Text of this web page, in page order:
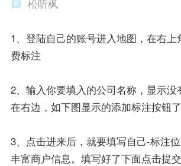
松听枫
1、登陆自己的账号进入地图，在右上
费标注
2、输入你要填入的公司名称，显示没
在右边，如下图显示的添加标注按钮了
3、点击进来后，就要填写自己-标注
丰富商户信息。填写好了下面点击提